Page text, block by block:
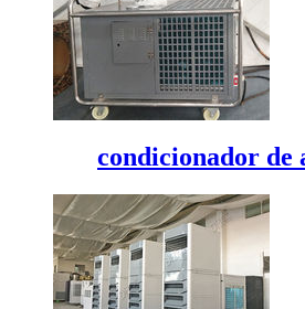
condicionador